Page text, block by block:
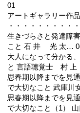
01
アートギャラリー作
・・・・・・・・・
生きづらさと発達障
こと 石 井 光 太…
大人になって分かる
と 言語聴覚士 村
思春期以降までを見
で大切なこと 武庫
思春期以降までを見
で大切なこと（1